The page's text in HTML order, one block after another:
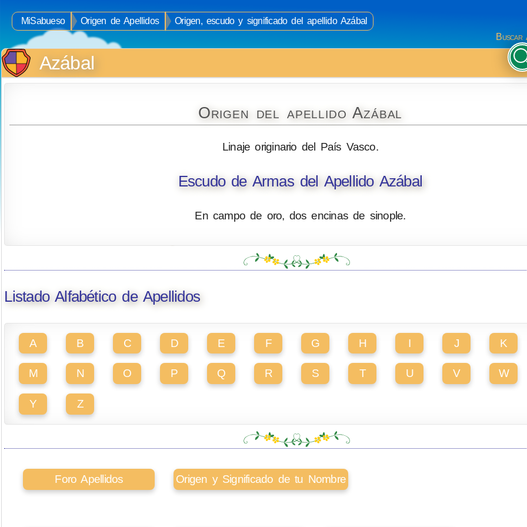
MiSabueso Origen de Apellidos
Origen, escudo y significado del apellido Azábal
Buscar
Azábal
Origen del apellido Azábal
Linaje originario del País Vasco.
Escudo de Armas del Apellido Azábal
En campo de oro, dos encinas de sinople.
Listado Alfabético de Apellidos
A B C D E F G H I J K
M N O P Q R S T U V W
Y Z
Foro Apellidos Origen y Significado de tu Nombre